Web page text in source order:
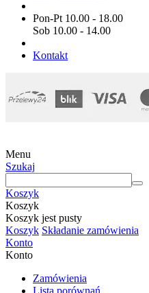
Pon-Pt 10.00 - 18.00
Sob 10.00 - 14.00
Kontakt
Menu
Szukaj
Koszyk
Koszyk
Koszyk jest pusty
Koszyk Składanie zamówienia
Konto
Konto
Zamówienia
Lista porównań